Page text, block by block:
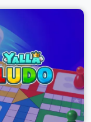
spēlētājiem, kuri
daudz
iepakojumu,
Atslēgu GLOBAL
variantu, ir